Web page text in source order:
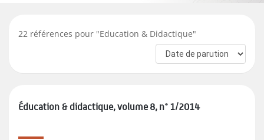
22 références pour "Education & Didactique"
Éducation & didactique, volume 8, n° 1/2014